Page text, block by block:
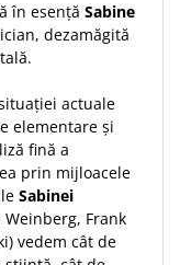
în esență Sabine
dezamăgită
actuale
elementare și
fină a
prin mijloacele
Sabinei
Frank
vedem cât de